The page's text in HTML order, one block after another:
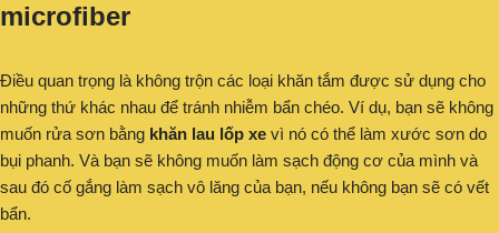
microfiber
Điều quan trọng là không trộn các loại khăn tắm được sử dụng cho
những thứ khác nhau để tránh nhiễm bẩn chéo. Ví dụ, bạn sẽ không
muốn rửa sơn bằng khăn lau lốp xe vì nó có thể làm xước sơn do
bụi phanh. Và bạn sẽ không muốn làm sạch động cơ của mình và
sau đó cố gắng làm sạch vô lăng của bạn, nếu không bạn sẽ có vết
bẩn.